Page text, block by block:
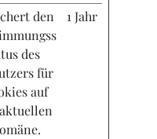
den
des
für
auf
1 Jahr